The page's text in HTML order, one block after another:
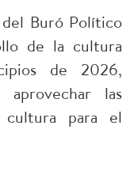
Buró Político
de la cultura
de 2026,
las
cultura para el